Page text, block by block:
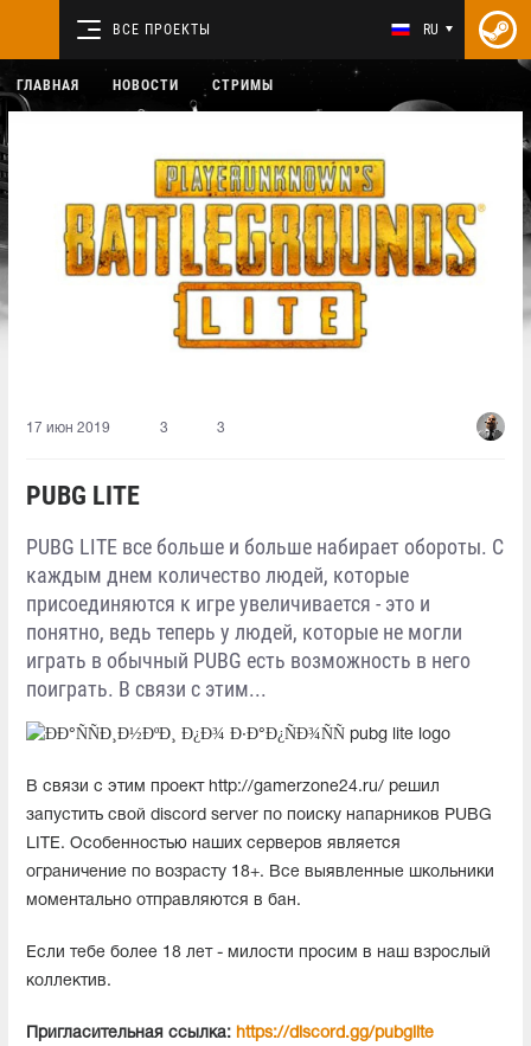
ВСЕ ПРОЕКТЫ RU
ГЛАВНАЯ НОВОСТИ СТРИМЫ
17 июн 2019 3 3
PUBG LITE
PUBG LITE все больше и больше набирает обороты. С
каждым днем количество людей, которые
присоединяются к игре увеличивается - это и
понятно, ведь теперь у людей, которые не могли
играть в обычный PUBG есть возможность в него
поиграть. В связи с этим...
В связи с этим проект http://gamerzone24.ru/ решил
запустить свой discord server по поиску напарников PUBG
LITE. Особенностью наших серверов является
ограничение по возрасту 18+. Все выявленные школьники
моментально отправляются в бан.
Если тебе более 18 лет - милости просим в наш взрослый
коллектив.
Пригласительная ссылка: https://discord.gg/pubglite